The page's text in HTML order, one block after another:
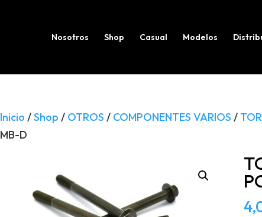
Nosotros Shop Casual Modelosproductos
Inicio /Shop / OTROS / COMPONENTES VARIOS /
MB-D